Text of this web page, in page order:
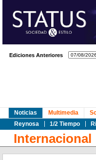
Ediciones Anteriores
Noticias
Reynosa
1/2 Tiempo
Multimedia
Internacional